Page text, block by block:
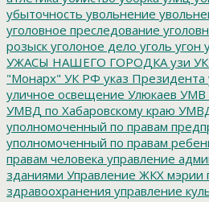
убыточность увольнение
уголовное преследование
розыск уголоное дело уголь угон
УЖАСЫ НАШЕГО ГОРОДКА узи УК
"Монарх" УК РФ указ Президента
уличное освещение Улюкаев УМВ
УМВД по Хабаровскому краю
уполномоченный по правам
уполномоченный по правам
правам человека управление
зданиями Управление ЖКХ мэрии
здравоохранения управление